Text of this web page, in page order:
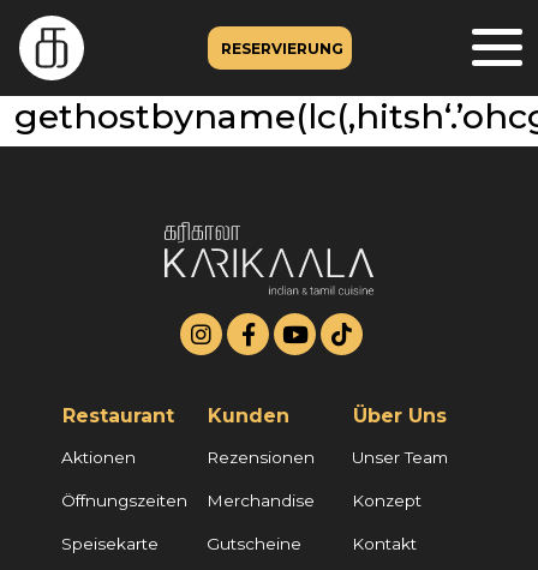
RESERVIERUNG
Restaurant
Aktionen
Öffnungszeiten
Speisekarte
Kunden
Rezensionen
Merchandise
Gutscheine
Über Uns
Unser Team
Konzept
Kontakt